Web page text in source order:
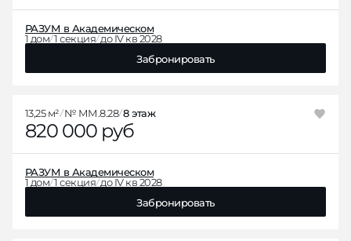
РАЗУМ в Академическом
1 дом 1 секция до IV кв 2028
Забронировать
820 000 руб
13,25 м² № ММ.8.28 8 этаж
РАЗУМ в Академическом
1 дом 1 секция до IV кв 2028
Забронировать